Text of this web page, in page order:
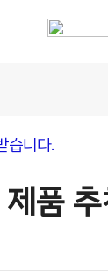
습니다.
품